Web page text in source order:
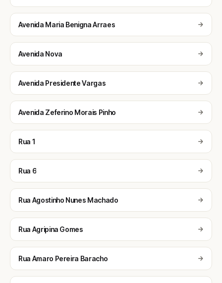
Avenida Maria Benigna Arraes
Avenida Nova
Avenida Presidente Vargas
Avenida Zeferino Morais Pinho
Rua 1
Rua 6
Rua Agostinho Nunes Machado
Rua Agripina Gomes
Rua Amaro Pereira Baracho